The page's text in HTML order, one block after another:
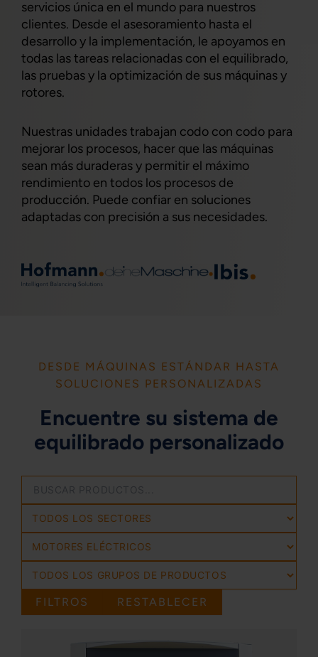
servicios única en el mundo para nuestros
clientes. Desde el asesoramiento hasta el
desarrollo y la implementación, le apoyamos en
todas las tareas relacionadas con el equilibrado,
las pruebas y la optimización de sus máquinas y
rotores.
Nuestras unidades trabajan codo con codo para
mejorar los procesos, hacer que las máquinas
sean más duraderas y permitir el máximo
rendimiento en todos los procesos de
producción. Puede confiar en soluciones
adaptadas con precisión a sus necesidades.
DESDE MÁQUINAS ESTÁNDAR HASTA
SOLUCIONES PERSONALIZADAS
Encuentre su sistema de
equilibrado personalizado
FILTROS RESTABLECER